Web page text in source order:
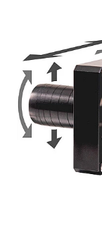
Houd
* Verplichte
We
onze